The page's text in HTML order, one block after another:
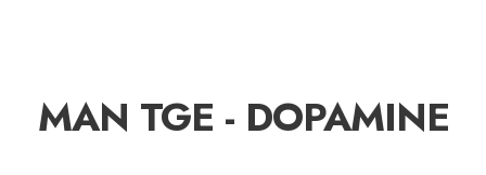
MAN TGE - DOPAMINE